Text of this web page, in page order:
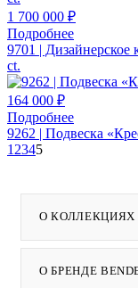
1 700 000 ₽
Подробнее
9701 | Дизайнерское
ct.
164 000 ₽
Подробнее
9262 | Подвеска
1 2345
О КОЛЛЕКЦИЯХ
О БРЕНДЕ